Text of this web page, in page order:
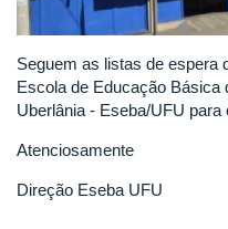
Seguem as listas de espera
Escola de Educação Básica
Uberlânia - Eseba/UFU para
Atenciosamente
Direção Eseba UFU